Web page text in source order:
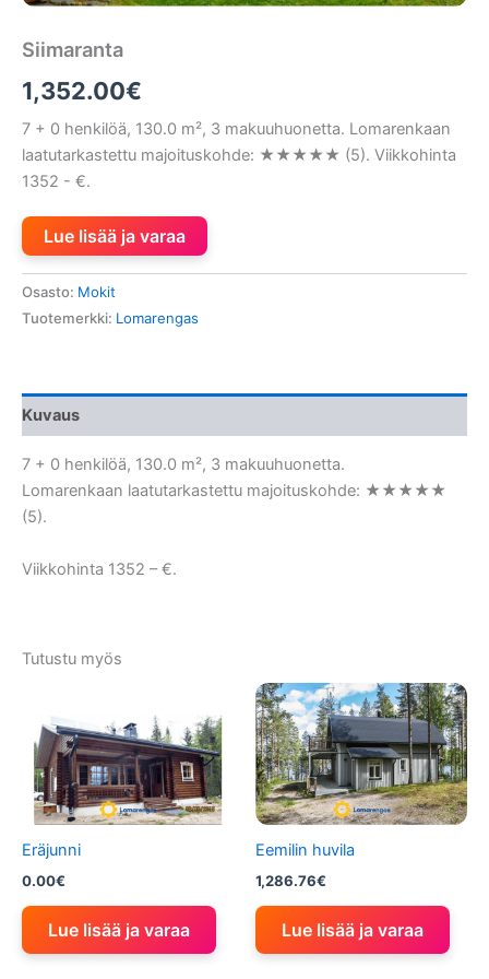
Siimaranta
1,352.00€
7 + 0 henkilöä, 130.0 m², 3 makuuhuonetta. Lomarenkaan
laatutarkastettu majoituskohde: ★★★★★ (5). Viikkohinta
1352 - €.
Lue lisää ja varaa
Osasto: Mokit
Tuotemerkki: Lomarengas
Kuvaus
7 + 0 henkilöä, 130.0 m², 3 makuuhuonetta.
Lomarenkaan laatutarkastettu majoituskohde: ★★★★★
(5).
Viikkohinta 1352 – €.
Tutustu myös
Eräjunni
0.00€
Lue lisää ja varaa
Eemilin huvila
1,286.76€
Lue lisää ja varaa